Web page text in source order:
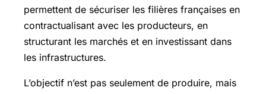
permettent de sécuriser les filières françaises en
contractualisant avec les producteurs, en
structurant les marchés et en investissant dans
les infrastructures.
L’objectif n’est pas seulement de produire, mais